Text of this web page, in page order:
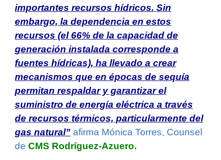
importantes recursos hídricos. Sin
embargo, la dependencia en estos
recursos (el 66% de la capacidad de
generación instalada corresponde a
fuentes hídricas), ha llevado a crear
mecanismos que en épocas de sequía
permitan respaldar y garantizar el
suministro de energía eléctrica a través
de recursos térmicos, particularmente del
gas natural” afirma Mónica Torres, Counsel
de CMS Rodríguez-Azuero.